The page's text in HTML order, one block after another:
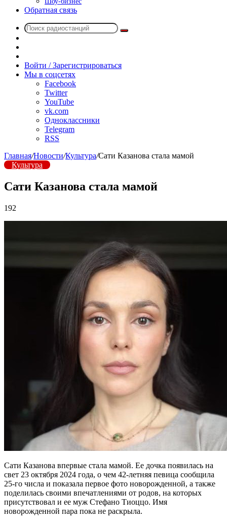
Обратная связь
Поиск
радио
Войти / Зарегистрироваться
Мы в соцсетях
Facebook
Twitter
YouTube
vk.com
Одноклассники
Telegram
RSS
Главная/Новости/Культура/Сати Казанова стала мамой
Культура
Сати Казанова стала мамой
192
Сати Казанова впервые стала мамой. Ее дочка появилась на
свет 23 октября 2024 года, о чем 42-летняя певица сообщила
25-го числа и показала первое фото новорожденной, а также
поделилась своими впечатлениями от родов, на которых
присутствовал и ее муж Стефано Тиоццо. Имя
новорожденной пара пока не раскрыла.